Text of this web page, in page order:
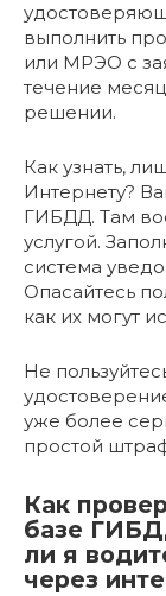
выполнить
или МРЭО с
течение
решении.
Как узнать,
Интернету?
ГИБДД. Там
услугой.
система
Опасайтесь
как их могут
Не
уже более
простой
Как
базе
ли я
через